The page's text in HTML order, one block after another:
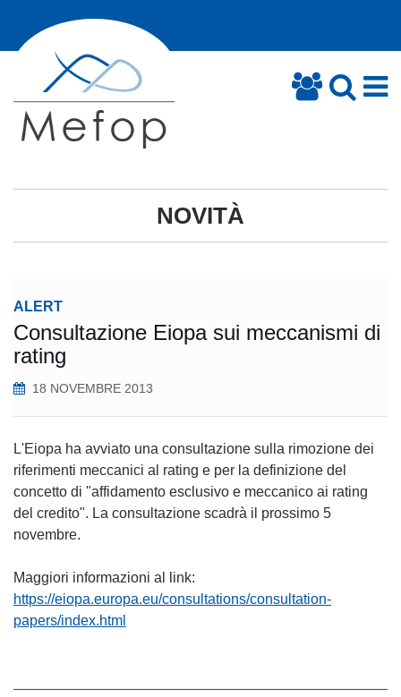
NOVITÀ
ALERT
Consultazione Eiopa sui meccanismi di
rating
18 NOVEMBRE 2013
L'Eiopa ha avviato una consultazione sulla rimozione dei
riferimenti meccanici al rating e per la definizione del
concetto di "affidamento esclusivo e meccanico ai rating
del credito". La consultazione scadrà il prossimo 5
novembre.
Maggiori informazioni al link:
https://eiopa.europa.eu/consultations/consultation-
papers/index.html